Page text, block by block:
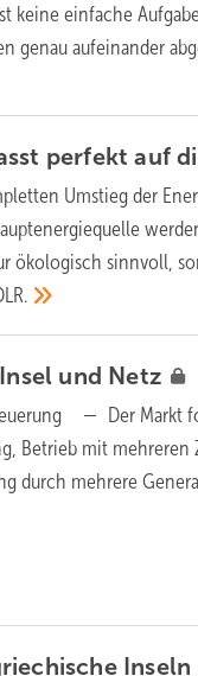
keine einfache
genau aufeinander
perfekt auf
Umstieg der
ökologisch sinnvoll,
und Netz
— Der Markt
Betrieb mit
durch mehrere
Inseln